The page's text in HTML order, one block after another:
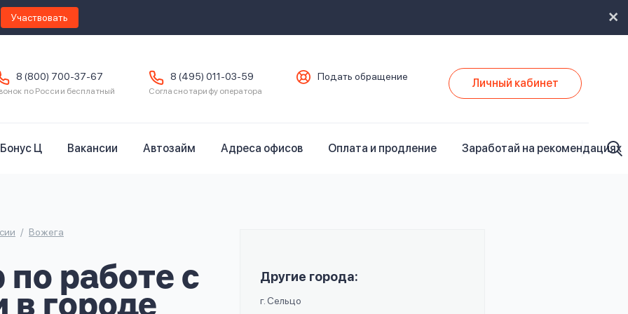
Участвовать
8 (800) 700-37-67
по России бесплатный
8 (495) 011-03-59
Согласно тарифу оператора
Подать обращение Личный кабинет
Бонус Ц Вакансии Автозайм Адреса офисов Оплата и продление Заработай на рекомендациях
Вожега
работе с
в городе
Другие города:
г. Сельцо